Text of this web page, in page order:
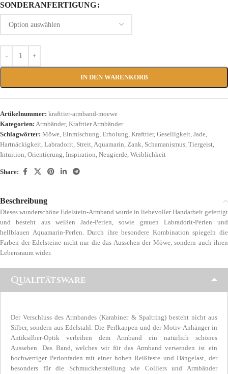
SONDERANFERTIGUNG
IN DEN WARENKORB
Artikelnummer: krafttier-armband-moewe
Kategorien: Armbänder, Krafttier Armbänder
Schlagwörter: Möwe, Einmischung, Erholung, Krafttier, Geselligkeit, Jade,
Hartnäckigkeit, Labradorit, Streit,Aquamarin, Zank, Schamanismus, Tiergeist,
Intuition, Orientierung, Inspiration, Neugierde, Weiblichkeit
Share:
Beschreibung
Dieses wunderschöne Edelstein-Armband wurde in liebevoller Handarbeit gefertigt
und besteht aus weißen Jade-Perlen, sowie grauen Labradorit-Perlen und
hellblauen Aquamarin-Perlen. Durch ihre besondere Kombination spiegeln die
Farben der Edelsteine nicht nur die das Aussehen der Möwe, sondern auch ihren
Lebensraum wider.
Qualitätsware
Der Verschluss des Armbandes (Karabiner & Spaltring) besteht nicht aus
Silber, sondern aus Edelstahl. Die Perlkappen und der Motiv-Anhänger in
Antiksilber-Optik verleihen dem Armband ein natürlich schönes
Aussehen. Das Band, welches wir für das Armband verwenden ist ein
hochwertiger Perlonfaden mit einer hohen Reißfeste und Hängelast, der
besonders für die Schmuckherstellung wie Colliers und Armbänder